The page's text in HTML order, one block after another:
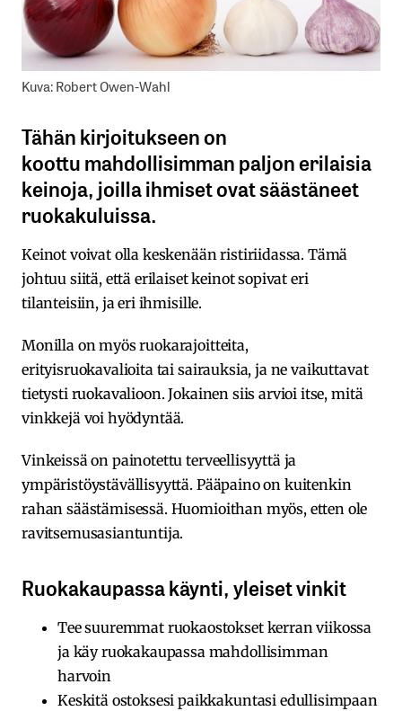
Kuva: Robert Owen-Wahl
Tähän kirjoitukseen on
koottu mahdollisimman paljon erilaisia
keinoja, joilla ihmiset ovat säästäneet
ruokakuluissa.
Keinot voivat olla keskenään ristiriidassa. Tämä
johtuu siitä, että erilaiset keinot sopivat eri
tilanteisiin, ja eri ihmisille.
Monilla on myös ruokarajoitteita,
erityisruokavalioita tai sairauksia, ja ne vaikuttavat
tietysti ruokavalioon. Jokainen siis arvioi itse, mitä
vinkkejä voi hyödyntää.
Vinkeissä on painotettu terveellisyyttä ja
ympäristöystävällisyyttä. Pääpaino on kuitenkin
rahan säästämisessä. Huomioithan myös, etten ole
ravitsemusasiantuntija.
Ruokakaupassa käynti, yleiset vinkit
Tee suuremmat ruokaostokset kerran viikossa
ja käy ruokakaupassa mahdollisimman
harvoin
Keskitä ostoksesi paikkakuntasi edullisimpaan